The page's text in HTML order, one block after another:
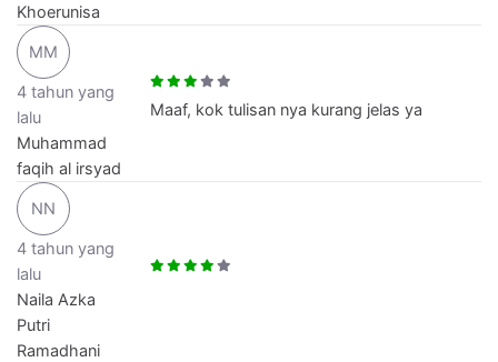
Khoerunisa
MM
4 tahun yang
lalu
Muhammad
faqih al irsyad
Maaf, kok tulisan nya kurang jelas ya
NN
4 tahun yang
lalu
Naila Azka
Putri
Ramadhani